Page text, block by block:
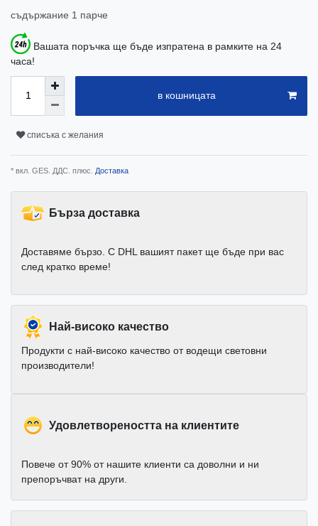
съдържание 1 парче
Вашата поръчка ще бъде изпратена в рамките на 24
часа!
в кошницата
списъка с желания
* вкл. GES. ДДС. плюс. Доставка
Бърза доставка
Доставяме бързо. С DHL вашият пакет ще бъде при вас
след кратко време!
Най-високо качество
Продукти с най-високо качество от водещи световни
производители!
Удовлетвореността на клиентите
Повече от 90% от нашите клиенти са доволни и ни
препоръчват на други.